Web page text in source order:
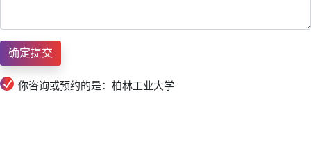
你咨询或预约的是：柏林工业大学